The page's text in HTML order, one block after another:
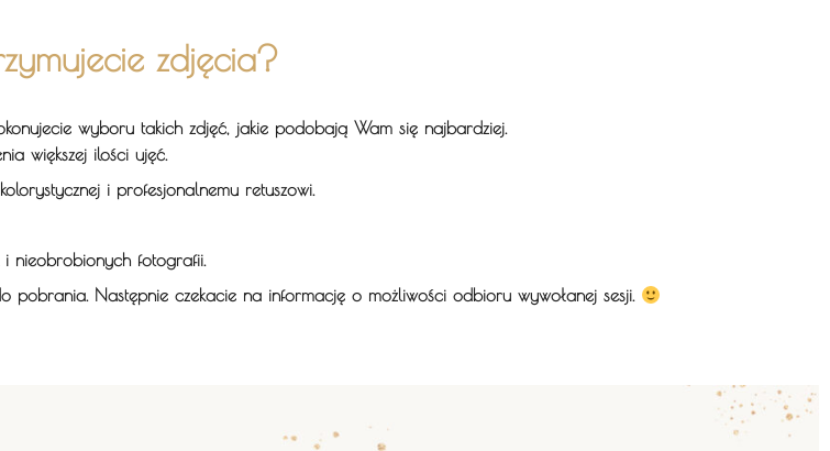
zdjęcia?
wyboru takich zdjęć, jakie podobają Wam się najbardziej.
większej ilości ujęć.
i profesjonalnemu retuszowi.
nieobrobionych fotografii.
pobrania. Następnie czekacie na informację o możliwości odbioru wywołanej sesji.